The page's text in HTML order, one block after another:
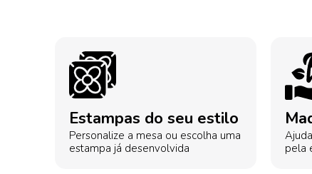
Estampas do seu estilo
Personalize a mesa ou escolha uma
estampa já desenvolvida
pela